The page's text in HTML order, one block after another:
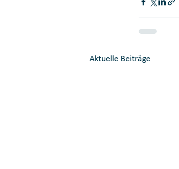
Aktuelle Beiträge